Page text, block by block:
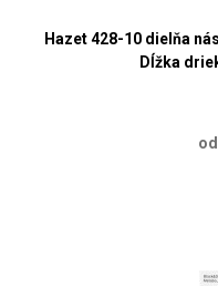
Hazet 428-10 dielňa
Dĺžka